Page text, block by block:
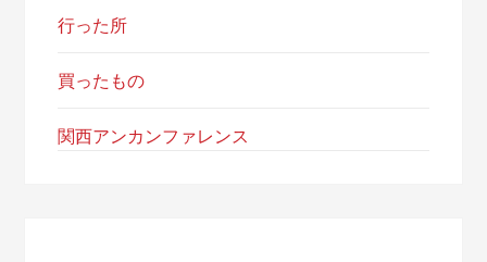
行った所
買ったもの
関西アンカンファレンス